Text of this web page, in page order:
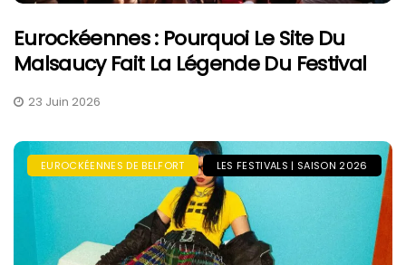
Eurockéennes : Pourquoi Le Site Du
Malsaucy Fait La Légende Du Festival
23 Juin 2026
EUROCKÉENNES DE BELFORT LES FESTIVALS | SAISON 2026